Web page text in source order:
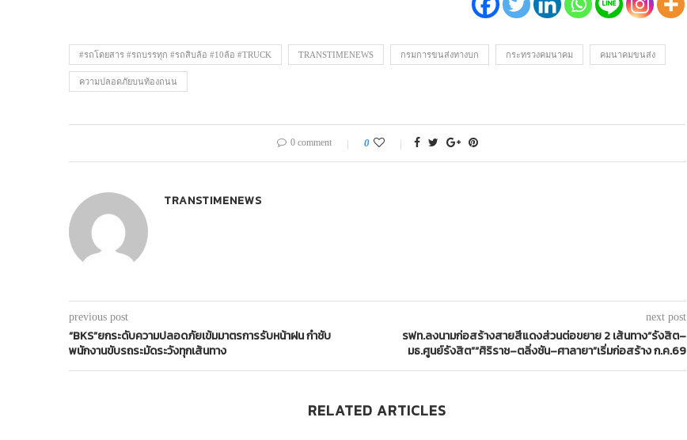
#รถโดยสาร #รถบรรทุก #รถสิบล้อ #10ล้อ #TRUCK TRANSTIMENEWS กรมการขนส่งทางบก กระทรวงคมนาคม คมนาคมขนส่ง
ความปลอดภัยบนท้องถนน
0 comment 0
TRANSTIMENEWS
previous post
“BKS”ยกระดับความปลอดภัยเข้มมาตรการรับหน้าฝน กำชับ
พนักงานขับรถระมัดระวังทุกเส้นทาง
next post
รฟท.ลงนามก่อสร้างสายสีแดงส่วนต่อขยาย 2 เส้นทาง“รังสิต–
มธ.ศูนย์รังสิต”“ศิริราช–ตลิ่งชัน–ศาลายา”เริ่มก่อสร้าง ก.ค.69
RELATED ARTICLES